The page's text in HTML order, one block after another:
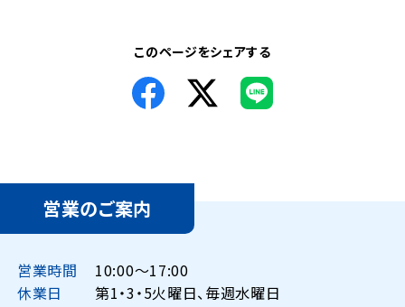
このページをシェアする
営業のご案内
営業時間
10:00〜17:00
休業日
第1・3・5火曜日、毎週水曜日